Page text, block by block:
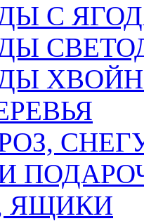
С
ЯЩИКИ